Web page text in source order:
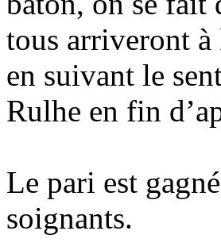
tous arriveront à
en suivant le
Rulhe en fin
Le pari est
soignants.